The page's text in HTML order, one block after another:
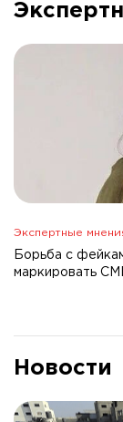
Экспертные
Борьба с
маркировать
Новости